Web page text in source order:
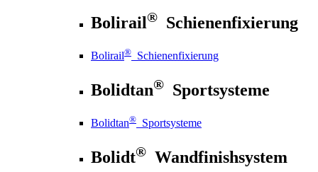
Bolirail® Schienenfixierung
Bolirail® Schienenfixierung
Bolidtan® Sportsysteme
Bolidtan® Sportsysteme
Bolidt® Wandfinishsystem